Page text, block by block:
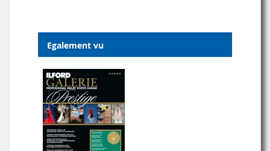
Egalement vu